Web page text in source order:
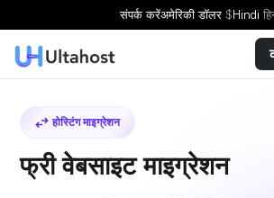
संपर्क करेंअमेरिकी डॉलर $Hindi
होस्टिंग माइग्रेशन
फ्री वेबसाइट माइग्रेशन